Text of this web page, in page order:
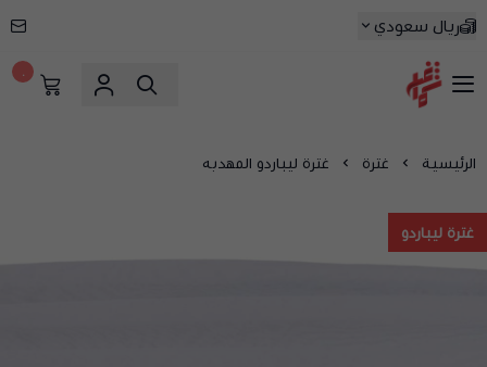
ريال سعودي
شماغ شوب | أفضل متجر شماغ في السعودية
الرئيسية غترة غترة ليباردو المهدبه
غترة ليباردو